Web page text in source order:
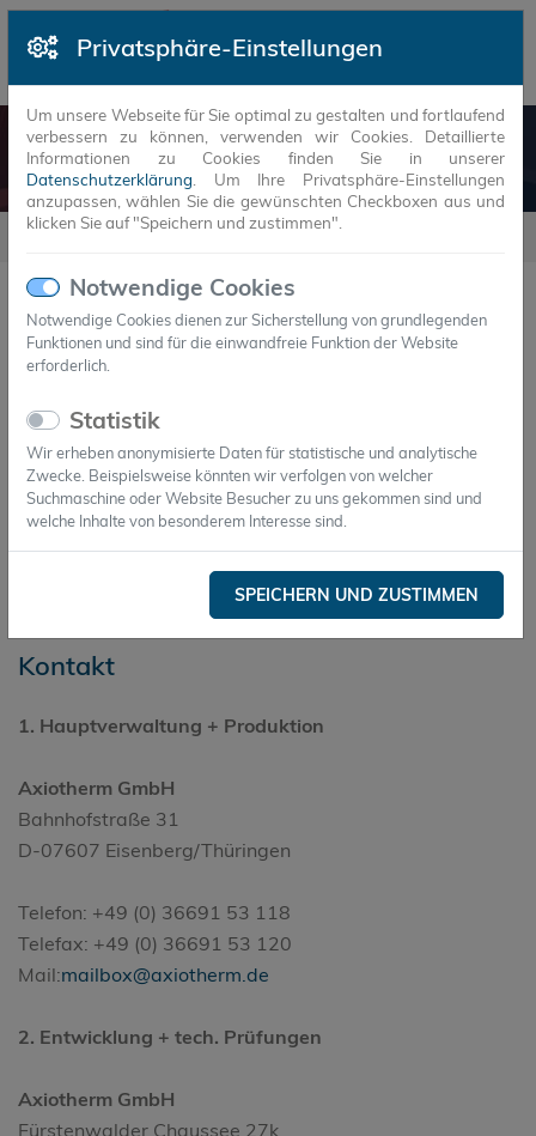
Privatsphäre-Einstellungen
Um unsere Webseite für Sie optimal zu gestalten und fortlaufend
verbessern zu können, verwenden wir Cookies. Detaillierte
Informationen zu Cookies finden Sie in unserer
Datenschutzerklärung . Um Ihre Privatsphäre-Einstellungen
anzupassen, wählen Sie die gewünschten Checkboxen aus und
klicken Sie auf "Speichern und zustimmen".
Notwendige Cookies
Notwendige Cookies dienen zur Sicherstellung von grundlegenden
Funktionen und sind für die einwandfreie Funktion der Website
erforderlich.
Statistik
Wir erheben anonymisierte Daten für statistische und analytische
Zwecke. Beispielsweise könnten wir verfolgen von welcher
Suchmaschine oder Website Besucher zu uns gekommen sind und
welche Inhalte von besonderem Interesse sind.
SPEICHERN UND ZUSTIMMEN
SYNERGIEN
10
Synergie
Footer-Logos
Kontakt
1. Hauptverwaltung + Produktion
Axiotherm GmbH
Bahnhofstraße 31
D-07607 Eisenberg/Thüringen
Telefon: +49 (0) 36691 53 118
Telefax: +49 (0) 36691 53 120
Mail:mailbox@axiotherm.de
2. Entwicklung + tech. Prüfungen
Axiotherm GmbH
Fürstenwalder Chaussee 27k